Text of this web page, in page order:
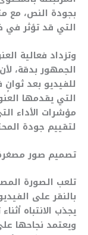
بجودة النص، مع
التي قد تؤثر
وتزداد فعالية
الجمهور بدقة،
للفيديو بعد
التي يقدمها
مؤشرات الأداء
لتقييم جودة
تصميم صور مصغرة
تلعب الصورة
بالنقر على
يجذب الانتباه
ويعتمد نجاحها